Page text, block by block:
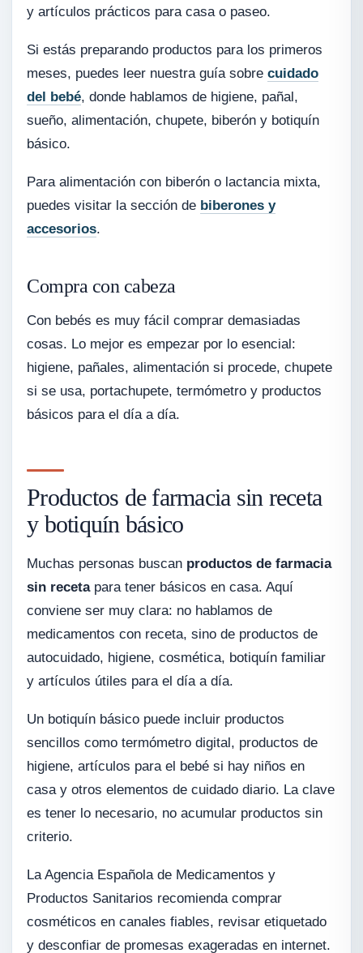
y artículos prácticos para casa o paseo.
Si estás preparando productos para los primeros
meses, puedes leer nuestra guía sobre cuidado
del bebé, donde hablamos de higiene, pañal,
sueño, alimentación, chupete, biberón y botiquín
básico.
Para alimentación con biberón o lactancia mixta,
puedes visitar la sección de biberones y
accesorios.
Compra con cabeza
Con bebés es muy fácil comprar demasiadas
cosas. Lo mejor es empezar por lo esencial:
higiene, pañales, alimentación si procede, chupete
si se usa, portachupete, termómetro y productos
básicos para el día a día.
Productos de farmacia sin receta
y botiquín básico
Muchas personas buscan productos de farmacia
sin recetapara tener básicos en casa. Aquí
conviene ser muy clara: no hablamos de
medicamentos con receta, sino de productos de
autocuidado, higiene, cosmética, botiquín familiar
y artículos útiles para el día a día.
Un botiquín básico puede incluir productos
sencillos como termómetro digital, productos de
higiene, artículos para el bebé si hay niños en
casa y otros elementos de cuidado diario. La clave
es tener lo necesario, no acumular productos sin
criterio.
La Agencia Española de Medicamentos y
Productos Sanitarios recomienda comprar
cosméticos en canales fiables, revisar etiquetado
y desconfiar de promesas exageradas en internet.